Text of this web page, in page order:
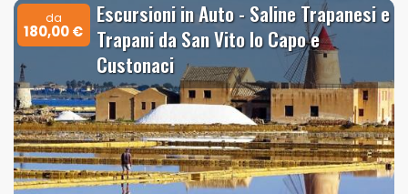
da
180,00 €
Escursioni in Auto - Saline Trapanesi e
Trapani da San Vito lo Capo e
Custonaci